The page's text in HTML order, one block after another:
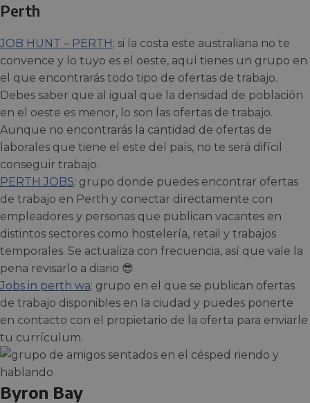
Perth
JOB HUNT – PERTH: si la costa este australiana no te
convence y lo tuyo es el oeste, aquí tienes un grupo en
el que encontrarás todo tipo de ofertas de trabajo.
Debes saber que al igual que la densidad de población
en el oeste es menor, lo son las ofertas de trabajo.
Aunque no encontrarás la cantidad de ofertas de
laborales que tiene el este del país, no te será difícil
conseguir trabajo.
PERTH JOBS: grupo donde puedes encontrar ofertas
de trabajo en Perth y conectar directamente con
empleadores y personas que publican vacantes en
distintos sectores como hostelería, retail y trabajos
temporales. Se actualiza con frecuencia, así que vale la
pena revisarlo a diario 😎
Jobs in perth wa: grupo en el que se publican ofertas
de trabajo disponibles en la ciudad y puedes ponerte
en contacto con el propietario de la oferta para enviarle
tu currículum.
Byron Bay